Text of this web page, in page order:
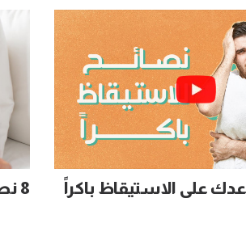
8 نصائح لتحظى بنوم عميق